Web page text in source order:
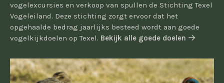
vogelexcursies en verkoop van spullen de Stichting Texel
Vogeleiland. Deze stichting zorgt ervoor dat het
opgehaalde bedrag jaarlijks besteed wordt aan goede
vogelkijkdoelen op Texel. Bekijk alle goede doelen